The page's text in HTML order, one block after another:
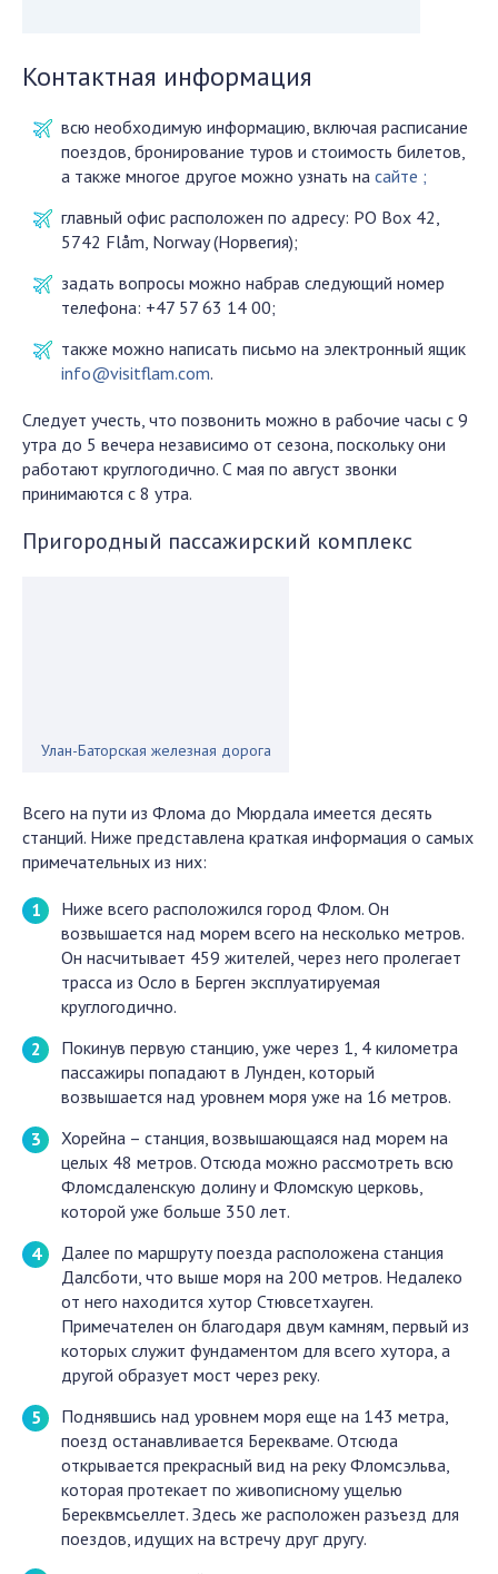
Контактная информация
всю необходимую информацию, включая расписание
поездов, бронирование туров и стоимость билетов,
а также многое другое можно узнать на сайте ;
главный офис расположен по адресу: PO Box 42,
5742 Flåm, Norway (Норвегия);
задать вопросы можно набрав следующий номер
телефона: +47 57 63 14 00;
также можно написать письмо на электронный ящик
info@visitflam.com.
Следует учесть, что позвонить можно в рабочие часы с 9
утра до 5 вечера независимо от сезона, поскольку они
работают круглогодично. С мая по август звонки
принимаются с 8 утра.
Пригородный пассажирский комплекс
Улан-Баторская железная дорога
Всего на пути из Флома до Мюрдала имеется десять
станций. Ниже представлена краткая информация о самых
примечательных из них:
Ниже всего расположился город Флом. Он
возвышается над морем всего на несколько метров.
Он насчитывает 459 жителей, через него пролегает
трасса из Осло в Берген эксплуатируемая
круглогодично.
Покинув первую станцию, уже через 1, 4 километра
пассажиры попадают в Лунден, который
возвышается над уровнем моря уже на 16 метров.
Хорейна – станция, возвышающаяся над морем на
целых 48 метров. Отсюда можно рассмотреть всю
Фломсдаленскую долину и Фломскую церковь,
которой уже больше 350 лет.
Далее по маршруту поезда расположена станция
Далсботи, что выше моря на 200 метров. Недалеко
от него находится хутор Стювсетхауген.
Примечателен он благодаря двум камням, первый из
которых служит фундаментом для всего хутора, а
другой образует мост через реку.
Поднявшись над уровнем моря еще на 143 метра,
поезд останавливается Берекваме. Отсюда
открывается прекрасный вид на реку Фломсэльва,
которая протекает по живописному ущелью
Береквмсьеллет. Здесь же расположен разъезд для
поездов, идущих на встречу друг другу.